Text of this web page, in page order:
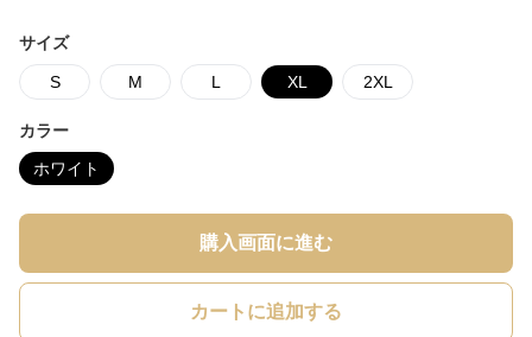
サイズ
S M L XL 2XL
カラー
ホワイト
購入画面に進む
カートに追加する